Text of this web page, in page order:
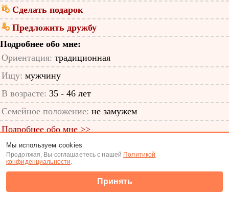
Сделать подарок
Предложить дружбу
Подробнее обо мне:
Ориентация: традиционная
Ищу: мужчину
В возрасте: 35 - 46 лет
Семейное положение: не замужем
Подробнее обо мне >>
ID анкеты: 65010874
Знакомства|Поиск анкет
Мы используем cookies
Продолжая, Вы соглашаетесь с нашей Политикой
конфиденциальности.
Принять